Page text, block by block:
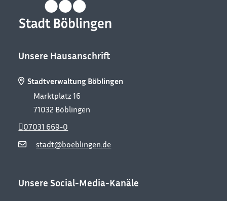
Unsere Hausanschrift
Stadtverwaltung Böblingen
Marktplatz 16
71032 Böblingen
stadt@boeblingen.de
07031 669-0
Unsere Social-Media-Kanäle